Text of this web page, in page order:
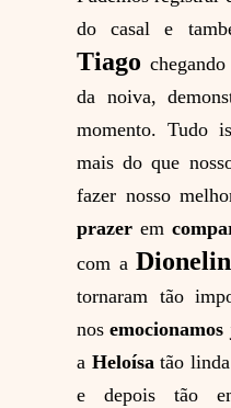
do casal e
Tiago
da noiva,
momento. Tudo
mais do que
fazer nosso
prazer em
com a
tornaram tão
nos
a Heloísatão linda
e depois tão